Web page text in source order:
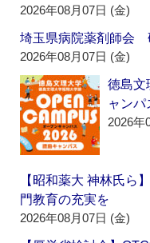
2026年08月07日 (金)
埼玉県病院薬剤師会
2026年08月07日 (金)
徳島
ャン
2026年
【昭和薬大 神林氏ら
門教育の充実を
2026年08月07日 (金)